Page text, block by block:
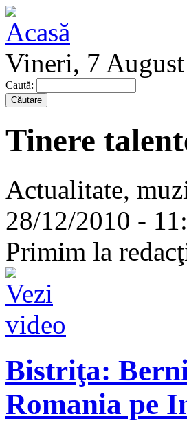
Vineri, 7
Caută:
Tinere
Actualitate,
28/12/2010 -
Primim la
Bistriţa:
Romania pe